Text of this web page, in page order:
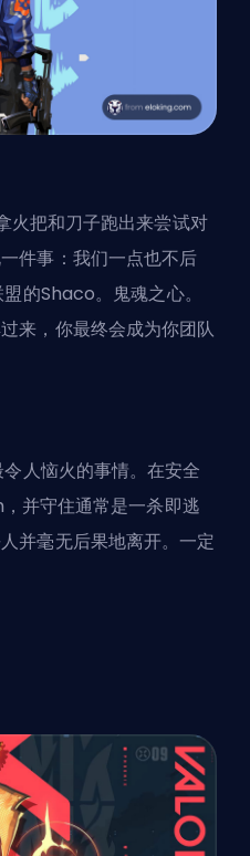
把和刀子跑出来尝试对
件事：我们一点也不后
的Shaco。鬼魂之心。
来，你最终会成为你团队
人恼火的事情。在安全
并守住通常是一杀即逃
并毫无后果地离开。一定